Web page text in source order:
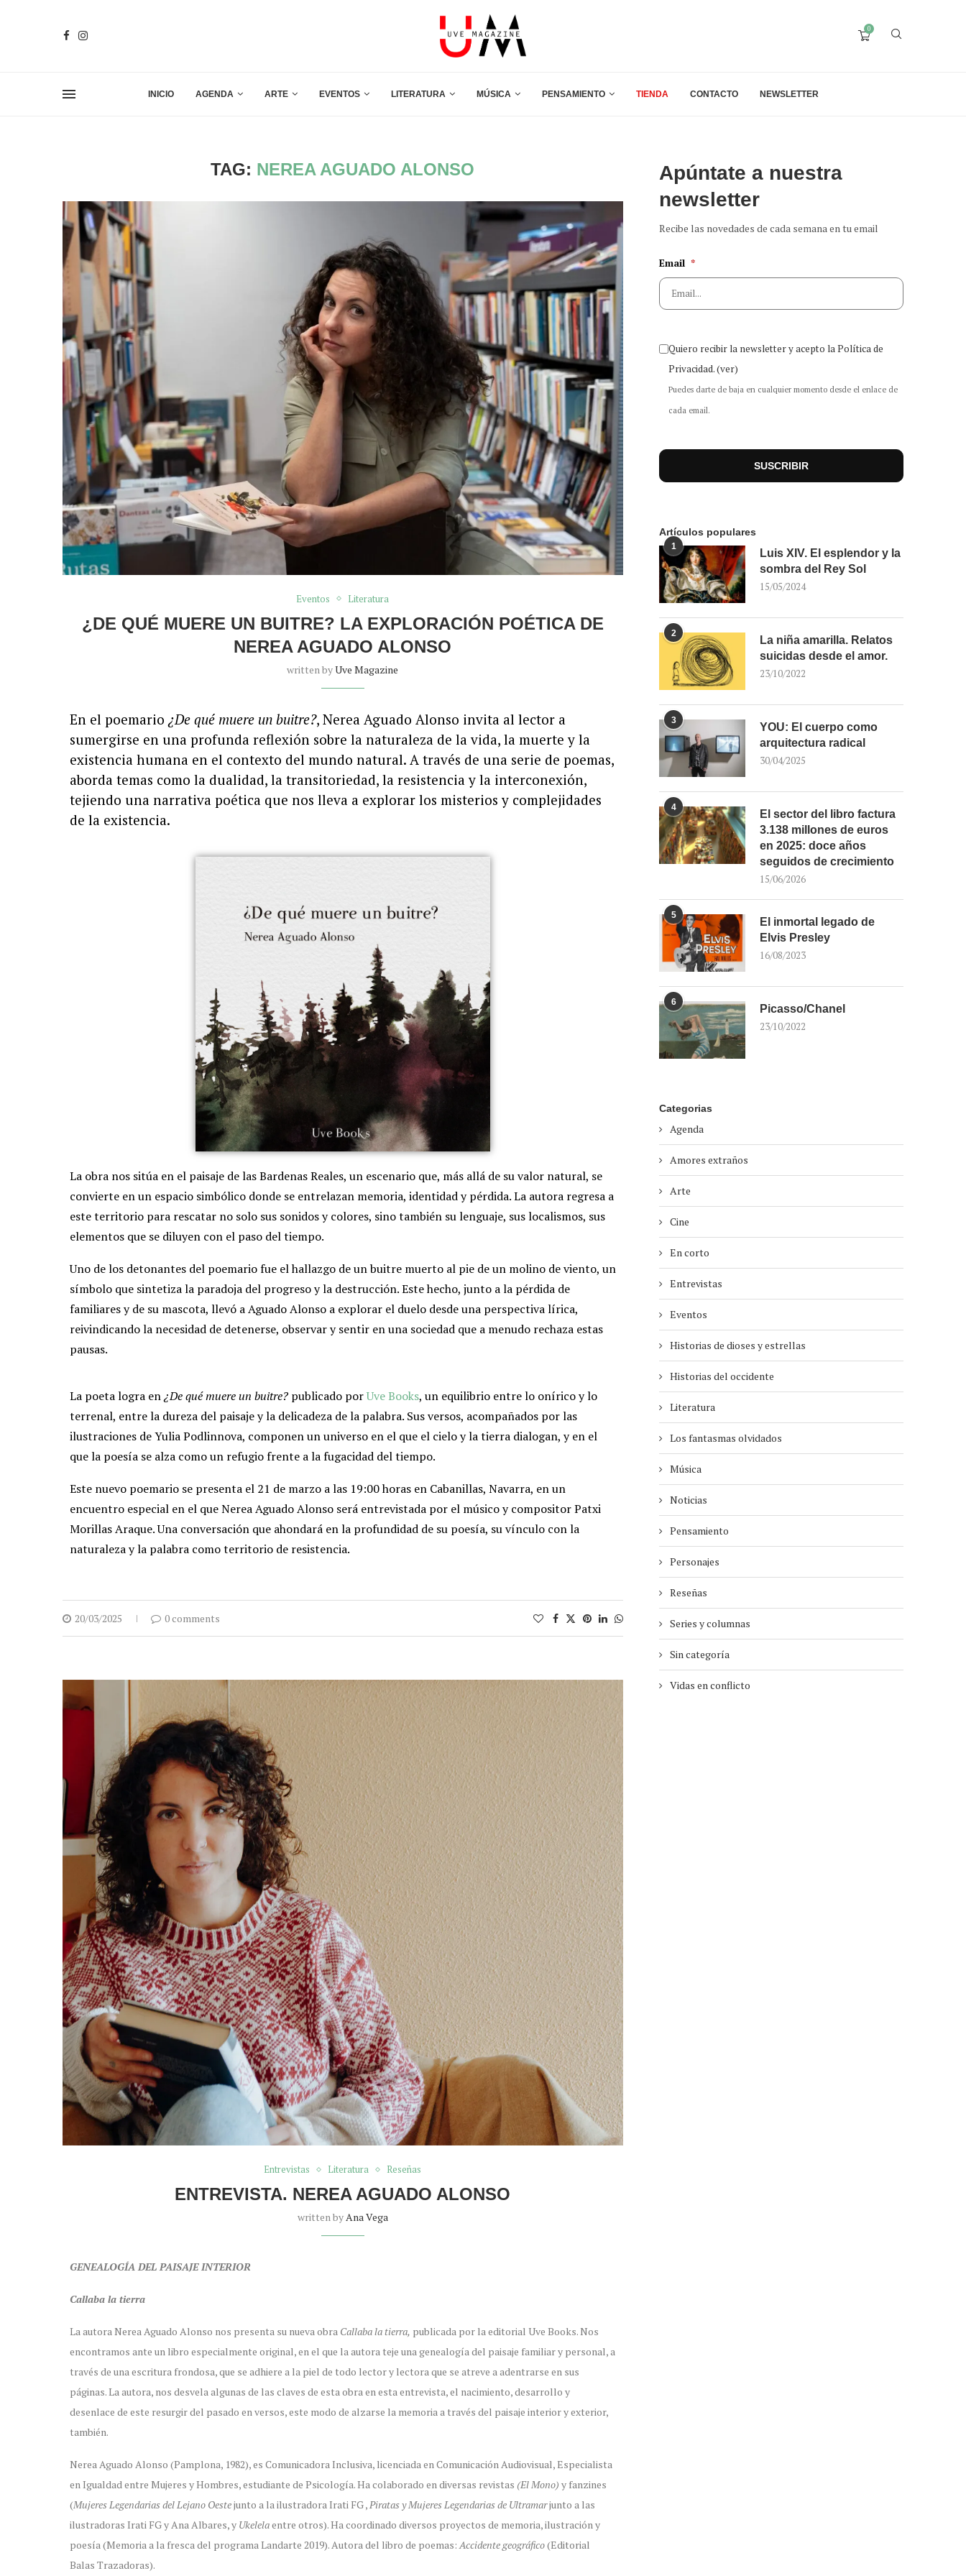
0
INICIO AGENDA ARTE EVENTOS LITERATURA MÚSICA PENSAMIENTO TIENDA CONTACTO NEWSLETTER
TAG: NEREA AGUADO ALONSO
Eventos Literatura
¿DE QUÉ MUERE UN BUITRE? LA EXPLORACIÓN POÉTICA DE
NEREA AGUADO ALONSO
written byUve Magazine
En el poemario ¿De qué muere un buitre?, Nerea Aguado Alonso invita al lector a
sumergirse en una profunda reflexión sobre la naturaleza de la vida, la muerte y la
existencia humana en el contexto del mundo natural. A través de una serie de poemas,
aborda temas como la dualidad, la transitoriedad, la resistencia y la interconexión,
tejiendo una narrativa poética que nos lleva a explorar los misterios y complejidades
de la existencia.
La obra nos sitúa en el paisaje de las Bardenas Reales, un escenario que, más allá de su valor natural, se
convierte en un espacio simbólico donde se entrelazan memoria, identidad y pérdida. La autora regresa a
este territorio para rescatar no solo sus sonidos y colores, sino también su lenguaje, sus localismos, sus
elementos que se diluyen con el paso del tiempo.
Uno de los detonantes del poemario fue el hallazgo de un buitre muerto al pie de un molino de viento, un
símbolo que sintetiza la paradoja del progreso y la destrucción. Este hecho, junto a la pérdida de
familiares y de su mascota, llevó a Aguado Alonso a explorar el duelo desde una perspectiva lírica,
reivindicando la necesidad de detenerse, observar y sentir en una sociedad que a menudo rechaza estas
pausas.
La poeta logra en¿De qué muere un buitre? publicado porUve Books, un equilibrio entre lo onírico y lo
terrenal, entre la dureza del paisaje y la delicadeza de la palabra. Sus versos, acompañados por las
ilustraciones de Yulia Podlinnova, componen un universo en el que el cielo y la tierra dialogan, y en el
que la poesía se alza como un refugio frente a la fugacidad del tiempo.
Este nuevo poemario se presenta el 21 de marzo a las 19:00 horas en Cabanillas, Navarra, en un
encuentro especial en el que Nerea Aguado Alonso será entrevistada por el músico y compositor Patxi
Morillas Araque. Una conversación que ahondará en la profundidad de su poesía, su vínculo con la
naturaleza y la palabra como territorio de resistencia.
20/03/2025 0 comments
Entrevistas Literatura Reseñas
ENTREVISTA. NEREA AGUADO ALONSO
written byAna Vega
GENEALOGÍA DEL PAISAJE INTERIOR
Callaba la tierra
La autora Nerea Aguado Alonso nos presenta su nueva obra Callaba la tierra, publicada por la editorial Uve Books. Nos
encontramos ante un libro especialmente original, en el que la autora teje una genealogía del paisaje familiar y personal, a
través de una escritura frondosa, que se adhiere a la piel de todo lector y lectora que se atreve a adentrarse en sus
páginas. La autora, nos desvela algunas de las claves de esta obra en esta entrevista, el nacimiento, desarrollo y
desenlace de este resurgir del pasado en versos, este modo de alzarse la memoria a través del paisaje interior y exterior,
también.
Nerea Aguado Alonso (Pamplona, 1982), es Comunicadora Inclusiva, licenciada en Comunicación Audiovisual, Especialista
en Igualdad entre Mujeres y Hombres, estudiante de Psicología. Ha colaborado en diversas revistas (El Mono) y fanzines
(Mujeres Legendarias del Lejano Oestejunto a la ilustradora Irati FG ,Piratas y Mujeres Legendarias de Ultramarjunto a las
ilustradoras Irati FG y Ana Albares, y Ukelelaentre otros). Ha coordinado diversos proyectos de memoria, ilustración y
poesía (Memoria a la fresca del programa Landarte 2019). Autora del libro de poemas:Accidente geográfico(Editorial
Balas Trazadoras).
Apúntate a nuestra
newsletter
Recibe las novedades de cada semana en tu email
Email *
Quiero recibir la newsletter y acepto la Política de
Privacidad.(ver)
Puedes darte de baja en cualquier momento desde el enlace de
cada email.
Artículos populares
1
Luis XIV. El esplendor y la
sombra del Rey Sol
15/05/2024
2
La niña amarilla. Relatos
suicidas desde el amor.
23/10/2022
3
YOU: El cuerpo como
arquitectura radical
30/04/2025
4
El sector del libro factura
3.138 millones de euros
en 2025: doce años
seguidos de crecimiento
15/06/2026
5
El inmortal legado de
Elvis Presley
16/08/2023
6
Picasso/Chanel
23/10/2022
Categorias
Agenda
Amores extraños
Arte
Cine
En corto
Entrevistas
Eventos
Historias de dioses y estrellas
Historias del occidente
Literatura
Los fantasmas olvidados
Música
Noticias
Pensamiento
Personajes
Reseñas
Series y columnas
Sin categoría
Vidas en conflicto